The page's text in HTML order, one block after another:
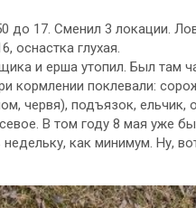
до 17. Сменил 3 локации.
оснастка глухая.
и ерша утопил. Был там
кормлении поклевали:
червя), подъязок,
В том году 8 мая уже
как минимум. Ну,